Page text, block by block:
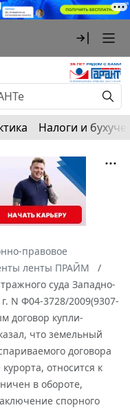
Налоги и
правовое
ленты ПРАЙМ
суда Западно-
N Ф04-3728/2009(9307-
договор купли-
что земельный
договора
относится к
в обороте,
спорного